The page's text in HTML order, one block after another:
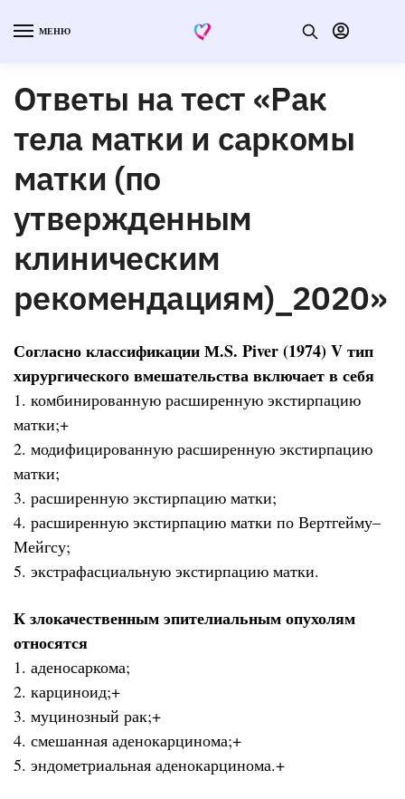
МЕНЮ
Ответы на тест «Рак
тела матки и саркомы
матки (по
утвержденным
клиническим
рекомендациям)_2020»
Согласно классификации М.S. Piver (1974) V тип
хирургического вмешательства включает в себя
1. комбинированную расширенную экстирпацию
матки;+
2. модифицированную расширенную экстирпацию
матки;
3. расширенную экстирпацию матки;
4. расширенную экстирпацию матки по Вертгейму–
Мейгсу;
5. экстрафасциальную экстирпацию матки.
К злокачественным эпителиальным опухолям
относятся
1. аденосаркома;
2. карциноид;+
3. муцинозный рак;+
4. смешанная аденокарцинома;+
5. эндометриальная аденокарцинома.+